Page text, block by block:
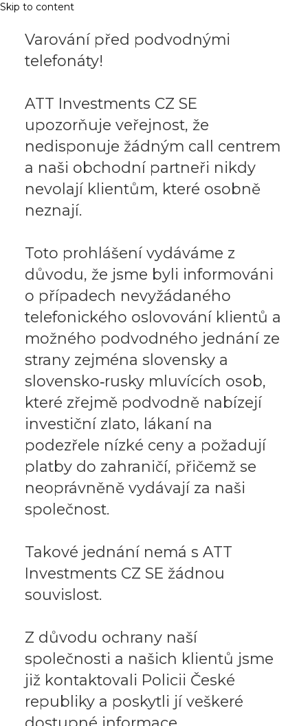
Skip to content
Varování před podvodnými
telefonáty!
ATT Investments CZ SE
upozorňuje veřejnost, že
nedisponuje žádným call centrem
a naši obchodní partneři nikdy
nevolají klientům, které osobně
neznají.
Toto prohlášení vydáváme z
důvodu, že jsme byli informováni
o případech nevyžádaného
telefonického oslovování klientů a
možného podvodného jednání ze
strany zejména slovensky a
slovensko‑rusky mluvících osob,
které zřejmě podvodně nabízejí
investiční zlato, lákaní na
podezřele nízké ceny a požadují
platby do zahraničí, přičemž se
neoprávněně vydávají za naši
společnost.
Takové jednání nemá s ATT
Investments CZ SE žádnou
souvislost.
Z důvodu ochrany naší
společnosti a našich klientů jsme
již kontaktovali Policii České
republiky a poskytli jí veškeré
dostupné informace.